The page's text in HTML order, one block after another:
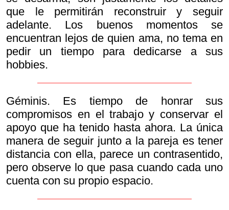
que le permitirán reconstruir y seguir
adelante. Los buenos momentos se
encuentran lejos de quien ama, no tema en
pedir un tiempo para dedicarse a sus
hobbies.
Géminis. Es tiempo de honrar sus
compromisos en el trabajo y conservar el
apoyo que ha tenido hasta ahora. La única
manera de seguir junto a la pareja es tener
distancia con ella, parece un contrasentido,
pero observe lo que pasa cuando cada uno
cuenta con su propio espacio.